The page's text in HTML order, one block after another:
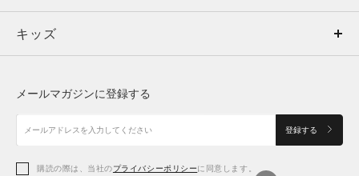
キッズ
アクセサリー
ボトムス
アクセサリー
トップス
シューズ
アクセサリー
キッズ
シューズ
メールマガジンに登録する
登録する
購読の際は、当社のプライバシーポリシーに同意します。